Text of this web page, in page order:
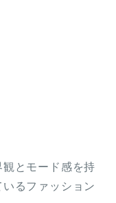
とモード感を持
るファッション